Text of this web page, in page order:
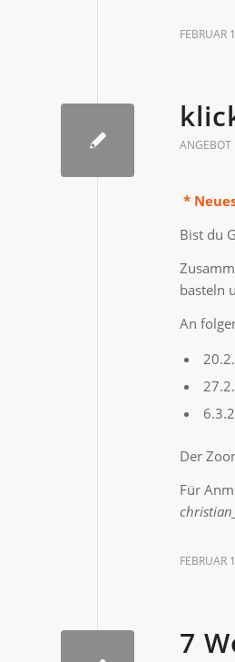
FEBRUAR
ANGEBOT
*
Bist du
basteln
An
Der
Für
FEBRUAR
7